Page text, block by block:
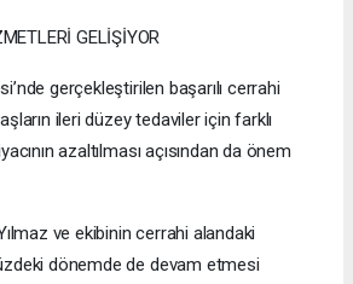
GELİŞİYOR
gerçekleştirilen başarılı cerrahi
ileri düzey tedaviler için farklı
azaltılması açısından da önem
ve ekibinin cerrahi alandaki
dönemde de devam etmesi